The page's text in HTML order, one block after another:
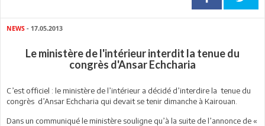
NEWS - 17.05.2013
Le ministère de l'intérieur interdit la tenue du
congrès d'Ansar Echcharia
C’est officiel : le ministère de l’intérieur a décidé d’interdire la tenue du
congrès d’Ansar Echcharia qui devait se tenir dimanche à Kairouan.
Dans un communiqué le ministère souligne qu’à la suite de l’annonce de «